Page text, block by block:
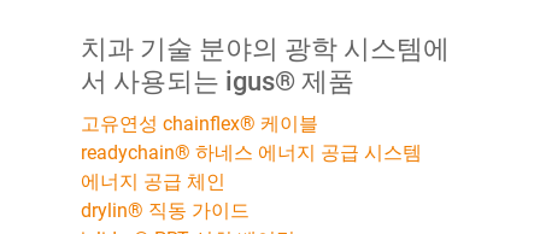
치과 기술 분야의 광학 시스템에
서 사용되는 igus® 제품
고유연성 chainflex® 케이블
readychain® 하네스 에너지 공급 시스템
에너지 공급 체인
drylin® 직동 가이드